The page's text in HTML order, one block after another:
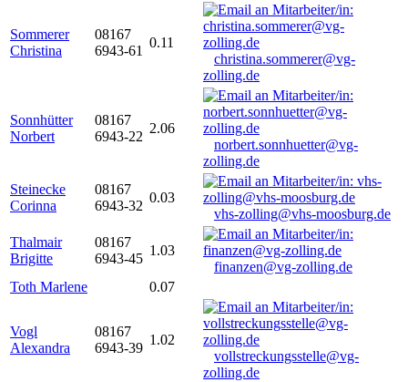
Sommerer
Christina
08167
6943-61
0.11
christina.sommerer@vg-
zolling.de
Sonnhütter
Norbert
08167
6943-22
2.06
norbert.sonnhuetter@vg-
zolling.de
Steinecke
Corinna
08167
6943-32
0.03
vhs-zolling@vhs-moosburg.de
Thalmair
Brigitte
08167
6943-45
1.03
finanzen@vg-zolling.de
Toth Marlene
0.07
Vogl
Alexandra
08167
6943-39
1.02
vollstreckungsstelle@vg-
zolling.de